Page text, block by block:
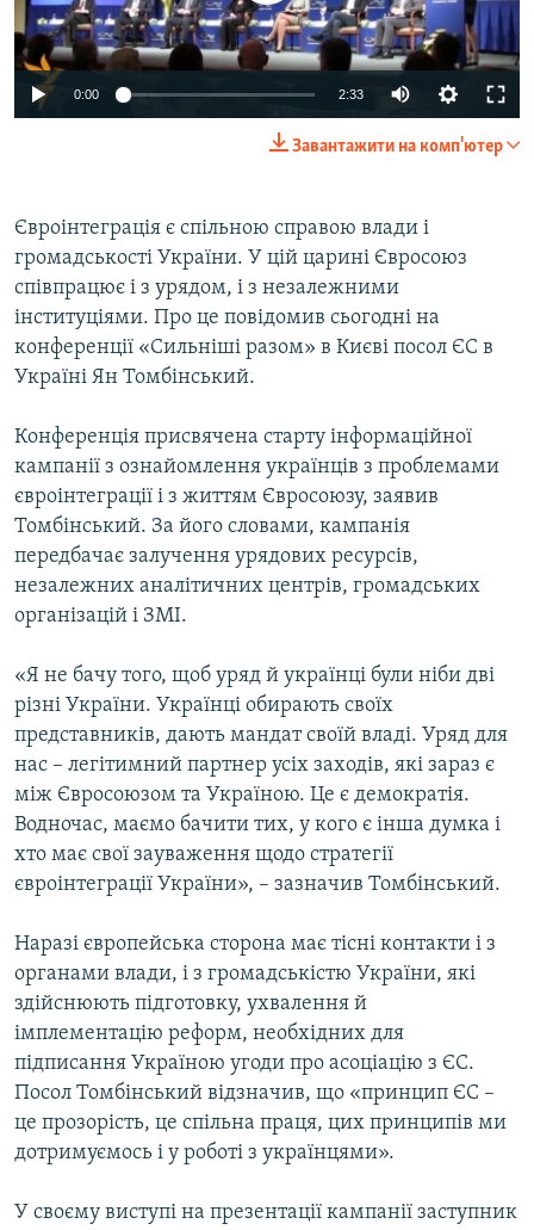
ВІДЕОУРОКИ «ELIFBE»
СВІДЧЕННЯ ОКУПАЦІЇ
УКРАЇНСЬКА ПРОБЛЕМА КРИМУ
Русский
Qırımtatar
Усі сайти RFE/RL
0:00 2:33
Завантажити на комп'ютер
Євроінтеграція є спільною справою влади і
громадськості України. У цій царині Євросоюз
співпрацює і з урядом, і з незалежними
інституціями. Про це повідомив сьогодні на
конференції «Сильніші разом» в Києві посол ЄС в
Україні Ян Томбінський.
Конференція присвячена старту інформаційної
кампанії з ознайомлення українців з проблемами
євроінтеграції і з життям Євросоюзу, заявив
Томбінський. За його словами, кампанія
передбачає залучення урядових ресурсів,
незалежних аналітичних центрів, громадських
організацій і ЗМІ.
«Я не бачу того, щоб уряд й українці були ніби дві
різні України. Українці обирають своїх
представників, дають мандат своїй владі. Уряд для
нас – легітимний партнер усіх заходів, які зараз є
між Євросоюзом та Україною. Це є демократія.
Водночас, маємо бачити тих, у кого є інша думка і
хто має свої зауваження щодо стратегії
євроінтеграції України», – зазначив Томбінський.
Наразі європейська сторона має тісні контакти і з
органами влади, і з громадськістю України, які
здійснюють підготовку, ухвалення й
імплементацію реформ, необхідних для
підписання Україною угоди про асоціацію з ЄС.
Посол Томбінський відзначив, що «принцип ЄС –
це прозорість, це спільна праця, цих принципів ми
дотримуємось і у роботі з українцями».
У своєму виступі на презентації кампанії заступник